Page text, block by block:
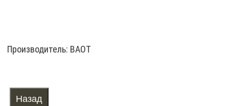
Производитель: BAOT